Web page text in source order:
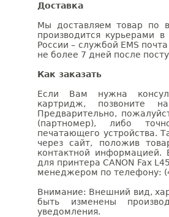
Доставка
Мы доставляем товар по
производится курьерами
России – службой EMS
не более 7 дней после
Как заказать
Если Вам нужна
картридж, позвоните
Предварительно,
(партномер), либо
печатающего устройства.
через сайт, положив
контактной информацией.
для принтера CANON Fax
менеджером по телефону:
Внимание: Внешний вид,
быть изменены
уведомления.